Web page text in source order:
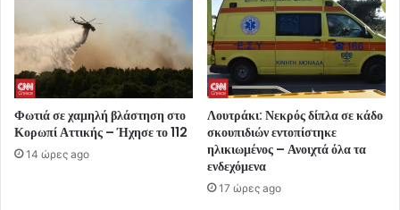
Φωτιά σε χαμηλή βλάστηση στο
Κορωπί Αττικής – Ήχησε το 112
14 ώρες ago
Λουτράκι: Νεκρός δίπλα σε κάδο
σκουπιδιών εντοπίστηκε
ηλικιωμένος – Ανοιχτά όλα τα
ενδεχόμενα
17 ώρες ago